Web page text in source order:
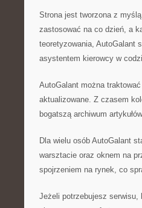
Strona jest tworzona z
zastosować na co dzień, a
teoretyzowania, AutoGalant
asystentem kierowcy w
AutoGalant można
aktualizowane. Z czasem
bogatszą archiwum
Dla wielu osób AutoGalant
warsztacie oraz oknem na
spojrzeniem na rynek, co
Jeżeli potrzebujesz serwisu,